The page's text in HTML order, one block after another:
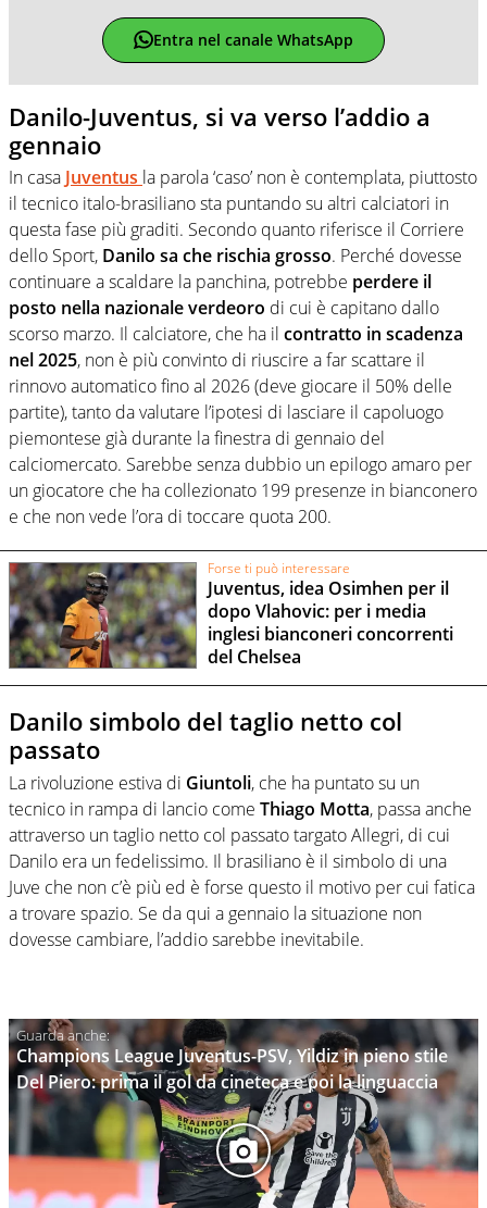
Entra nel canale WhatsApp
Danilo-Juventus, si va verso l’addio a
gennaio
In casa Juventus la parola ‘caso’ non è contemplata, piuttosto
il tecnico italo-brasiliano sta puntando su altri calciatori in
questa fase più graditi. Secondo quanto riferisce il Corriere
dello Sport, Danilo sa che rischia grosso. Perché dovesse
continuare a scaldare la panchina, potrebbe perdere il
posto nella nazionale verdeoro di cui è capitano dallo
scorso marzo. Il calciatore, che ha il contratto in scadenza
nel 2025, non è più convinto di riuscire a far scattare il
rinnovo automatico fino al 2026 (deve giocare il 50% delle
partite), tanto da valutare l’ipotesi di lasciare il capoluogo
piemontese già durante la finestra di gennaio del
calciomercato. Sarebbe senza dubbio un epilogo amaro per
un giocatore che ha collezionato 199 presenze in bianconero
e che non vede l’ora di toccare quota 200.
Forse ti può interessare
Juventus, idea Osimhen per il
dopo Vlahovic: per i media
inglesi bianconeri concorrenti
del Chelsea
Danilo simbolo del taglio netto col
passato
La rivoluzione estiva di Giuntoli, che ha puntato su un
tecnico in rampa di lancio come Thiago Motta, passa anche
attraverso un taglio netto col passato targato Allegri, di cui
Danilo era un fedelissimo. Il brasiliano è il simbolo di una
Juve che non c’è più ed è forse questo il motivo per cui fatica
a trovare spazio. Se da qui a gennaio la situazione non
dovesse cambiare, l’addio sarebbe inevitabile.
Champions League Juventus-PSV, Yildiz in pieno stile
Del Piero: prima il gol da cineteca e poi la linguaccia